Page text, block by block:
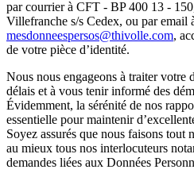
par courrier à CFT - BP 400 13 -
Villefranche s/s Cedex, ou par email
mesdonneespersos@thivolle.com,
de votre pièce d’identité.
Nous nous engageons à traiter votre
délais et à vous tenir informé des
Évidemment, la sérénité de nos
essentielle pour maintenir
Soyez assurés que nous faisons tout
au mieux tous nos interlocuteurs
demandes liées aux Données